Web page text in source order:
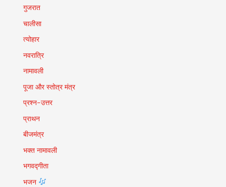
गुजरात
चालीसा
त्योहार
नवरात्रि
नामावली
पूजा और स्तोत्र मंत्र
प्रश्न-उत्तर
प्राथन
बीजमंत्र
भक्त नामावली
भगवद्गीता
भजन